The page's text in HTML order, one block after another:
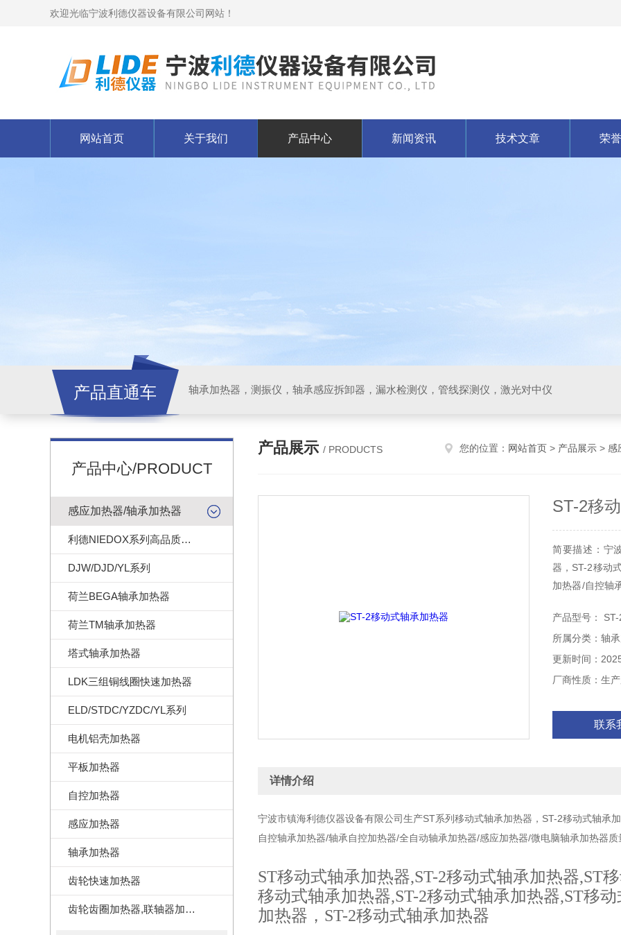
欢迎光临宁波利德仪器设备有限公司网站！
网站首页 关于我们 产品中心 新闻资讯 技术文章 荣
产品直通车 轴承加热器，测振仪，轴承感应拆卸器，漏水检测仪，管线探测仪，激光对中仪
产品中心/PRODUCT
感应加热器/轴承加热器
利德NIEDOX系列高品质轴承加热器
DJW/DJD/YL系列
荷兰BEGA轴承加热器
荷兰TM轴承加热器
塔式轴承加热器
LDK三组铜线圈快速加热器
ELD/STDC/YZDC/YL系列
电机铝壳加热器
平板加热器
自控加热器
感应加热器
轴承加热器
齿轮快速加热器
齿轮齿圈加热器,联轴器加热器
产品展示 / PRODUCTS 您的位置： 网站首页 > 产品展示 > 感
ST-2移
简要描述：宁
器，ST-2移动
加热器/自控轴
产品型号： ST-
所属分类：轴
更新时间：
厂商性质：生
联系
详情介绍
宁波市镇海利德仪器设备有限公司生产ST系列移动式轴承加热器，ST-2移动式轴承
自控轴承加热器/轴承自控加热器/全自动轴承加热器/感应加热器/微电脑轴承加热器
ST移动式轴承加热器,ST-2移动式轴承加热器,ST
移动式轴承加热器,ST-2移动式轴承加热器,ST移动
加热器，ST-2移动式轴承加热器